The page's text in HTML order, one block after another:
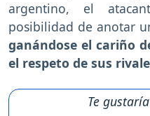
argentino, el
posibilidad de anotar
ganándose el cariño
el respeto de sus
Te